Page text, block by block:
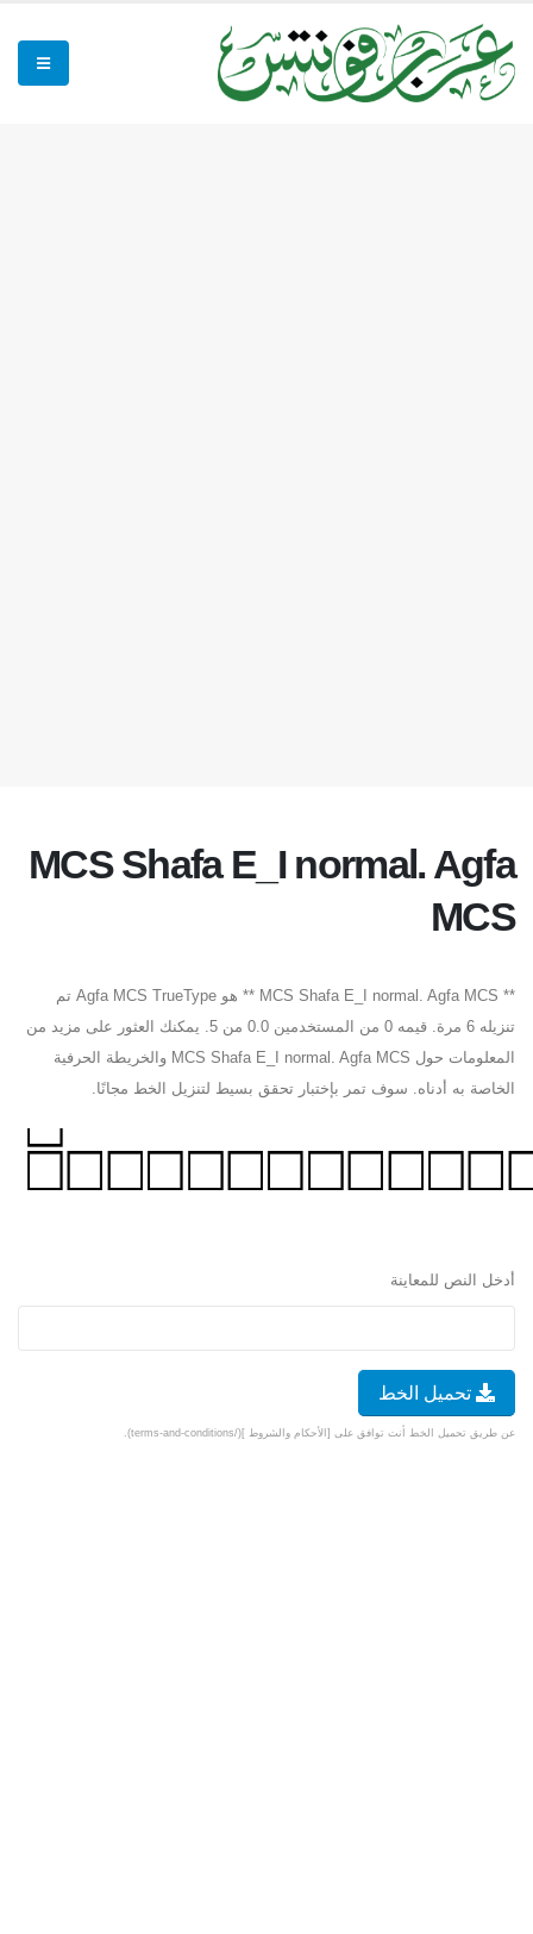
MCS Shafa E_I normal. Agfa
MCS
** MCS Shafa E_I normal. Agfa MCS ** هو Agfa MCS TrueType تم
تنزيله 6 مرة. قيمه 0 من المستخدمين 0.0 من 5. يمكنك العثور على مزيد من
المعلومات حول MCS Shafa E_I normal. Agfa MCS والخريطة الحرفية
الخاصة به أدناه. سوف تمر بإختبار تحقق بسيط لتنزيل الخط مجانًا.
أدخل النص للمعاينة
تحميل الخط
عن طريق تحميل الخط أنت توافق على [الأحكام والشروط ](/terms-and-conditions).